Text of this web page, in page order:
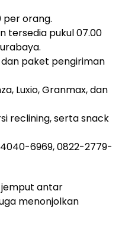
per orang.
tersedia pukul 07.00
paket pengiriman
Luxio, Granmax, dan
reclining, serta snack
6969, 0822-2779-
jemput antar
menonjolkan